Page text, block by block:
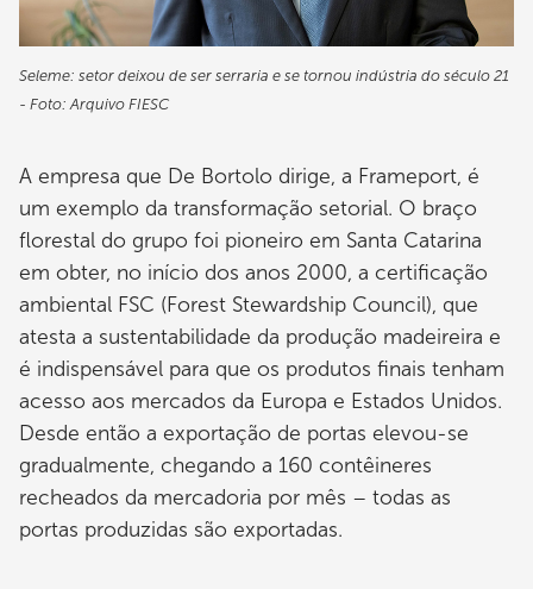
Seleme: setor deixou de ser serraria e se tornou indústria do século 21
- Foto: Arquivo FIESC
A empresa que De Bortolo dirige, a Frameport, é
um exemplo da transformação setorial. O braço
florestal do grupo foi pioneiro em Santa Catarina
em obter, no início dos anos 2000, a certificação
ambiental FSC (Forest Stewardship Council), que
atesta a sustentabilidade da produção madeireira e
é indispensável para que os produtos finais tenham
acesso aos mercados da Europa e Estados Unidos.
Desde então a exportação de portas elevou-se
gradualmente, chegando a 160 contêineres
recheados da mercadoria por mês – todas as
portas produzidas são exportadas.